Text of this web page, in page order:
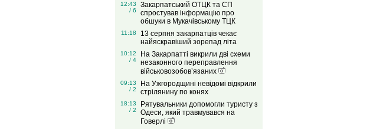
12:43
/ 6
Закарпатський ОТЦК та СП
спростував інформацію про
обшуки в Мукачівському ТЦК
11:18
13 серпня закарпатців чекає
найяскравіший зорепад літа
10:12
/ 4
На Закарпатті викрили дві схеми
незаконного переправлення
військовозобов’язаних
09:13
/ 2
На Ужгородщині невідомі відкрили
стрілянину по конях
18:13
/ 2
Рятувальники допомогли туристу з
Одеси, який травмувався на
Говерлі